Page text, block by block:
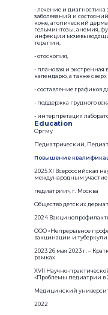
- лечение и диагностика
заболеваний и
коже, атопический
гельминтозы, анемия,
инфекции
терапии,
- отоскопия,
- плановая и
календарю, а также сверх
- составление графиков
- поддержка грудного
- интерпретация
Education
Оргму
Педиатрический,
Повышение
2025 XI Всероссийская
международным
педиатрии», г. Москва
Общество детских
2024
ООО «Непрерывное
вакцинации и
2023 26 мая 2023 г. –
рамках
XVII Научно-
«Проблемы педиатрии в
Медицинский
2022